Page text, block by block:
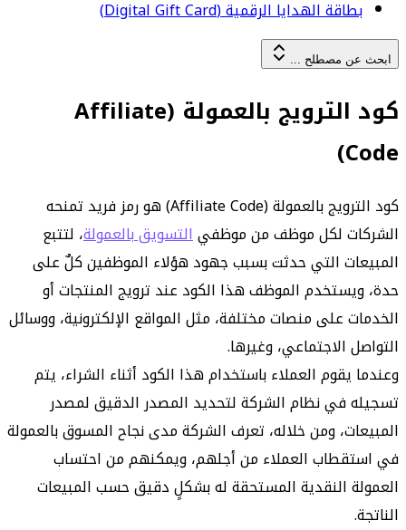
بطاقة الهدايا الرقمية (Digital Gift Card)
ابحث عن مصطلح ...
كود الترويج بالعمولة (Affiliate
Code)
كود الترويج بالعمولة (Affiliate Code) هو رمز فريد تمنحه
الشركات لكل موظف من موظفيالتسويق بالعمولة، لتتبع
المبيعات التي حدثت بسبب جهود هؤلاء الموظفين كلٌ على
حدة، ويستخدم الموظف هذا الكود عند ترويج المنتجات أو
الخدمات على منصات مختلفة، مثل المواقع الإلكترونية، ووسائل
التواصل الاجتماعي، وغيرها.
وعندما يقوم العملاء باستخدام هذا الكود أثناء الشراء، يتم
تسجيله في نظام الشركة لتحديد المصدر الدقيق لمصدر
المبيعات، ومن خلاله، تعرف الشركة مدى نجاح المسوق بالعمولة
في استقطاب العملاء من أجلهم، ويمكنهم من احتساب
العمولة النقدية المستحقة له بشكلٍ دقيق حسب المبيعات
الناتجة.